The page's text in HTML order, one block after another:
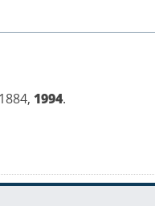
1994.